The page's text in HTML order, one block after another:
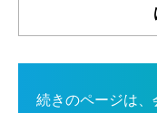
続きのページは、